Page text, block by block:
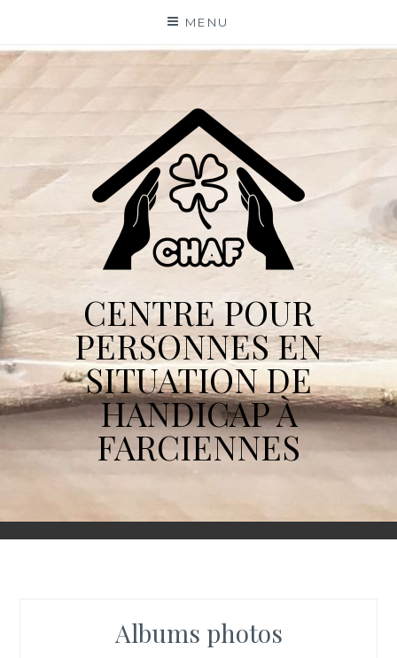
content
MENU
CENTRE POUR
PERSONNES EN
SITUATION DE
HANDICAP À
FARCIENNES
Albums photos